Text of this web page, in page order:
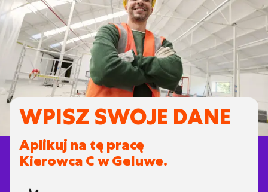
WPISZ SWOJE DANE
Aplikuj na tę pracę
Kierowca C w Geluwe.